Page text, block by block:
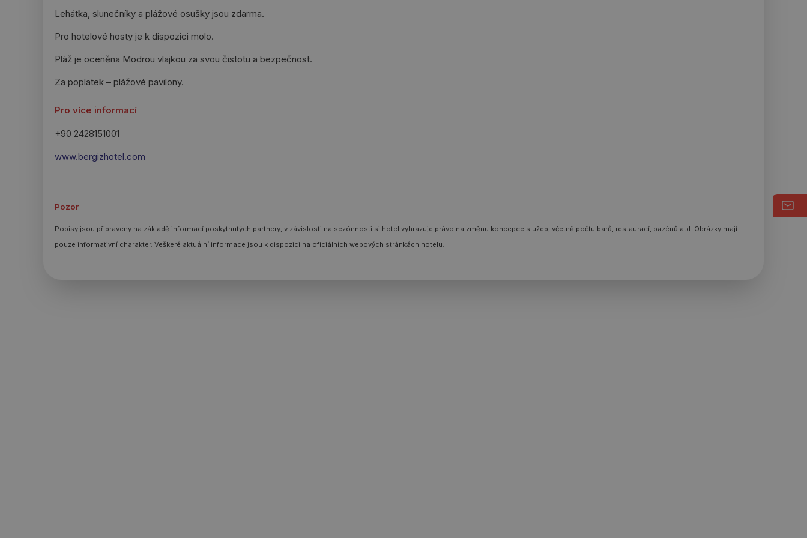
Lehátka, slunečníky a plážové osušky jsou zdarma.
Pro hotelové hosty je k dispozici molo.
Pláž je oceněna Modrou vlajkou za svou čistotu a bezpečnost.
Za poplatek – plážové pavilony.
Pro více informací
+90 2428151001
www.bergizhotel.com
Pozor
Popisy jsou připraveny na základě informací poskytnutých partnery, v závislosti na sezónnosti si hotel vyhrazuje právo na změnu koncepce služeb, včetně počtu barů, restaurací, bazénů atd. Obrázky mají
pouze informativní charakter. Veškeré aktuální informace jsou k dispozici na oficiálních webových stránkách hotelu.